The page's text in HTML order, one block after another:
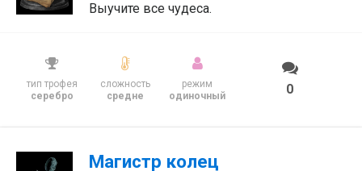
Выучите все чудеса.
тип трофея
серебро
сложность
средне
режим
одиночный
0
Магистр колец